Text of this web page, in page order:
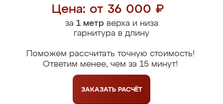
Цена: от 36 000 ₽
за 1 метрверха и низа
гарнитура в длину
Поможем рассчитать точную стоимость!
Ответим менее, чем за 15 минут!
ЗАКАЗАТЬ РАСЧЁТ